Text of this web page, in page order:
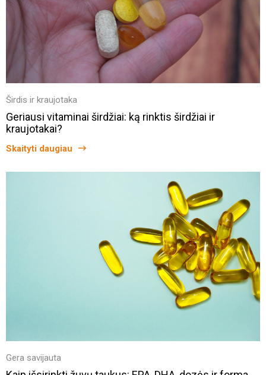
Širdis ir kraujotaka
Geriausi vitaminai širdžiai: ką rinktis širdžiai ir
kraujotakai?
Skaityti daugiau
Gera savijauta